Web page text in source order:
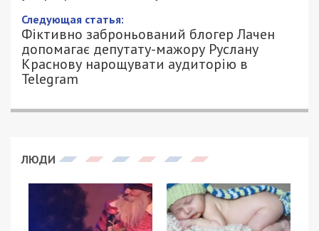
Следующая статья:
Фіктивно заброньований блогер Лачен
допомагає депутату-мажору Руслану
Краснову нарощувати аудиторію в
Telegram
ЛЮДИ